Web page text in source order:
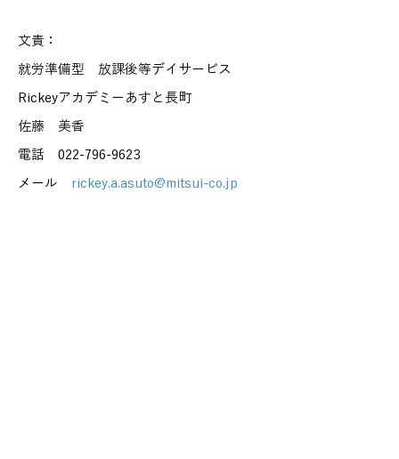
文責：
就労準備型 放課後等デイサービス
Rickeyアカデミーあすと長町
佐藤 美香
電話 022-796-9623
メール rickey.a.asuto@mitsui-co.jp